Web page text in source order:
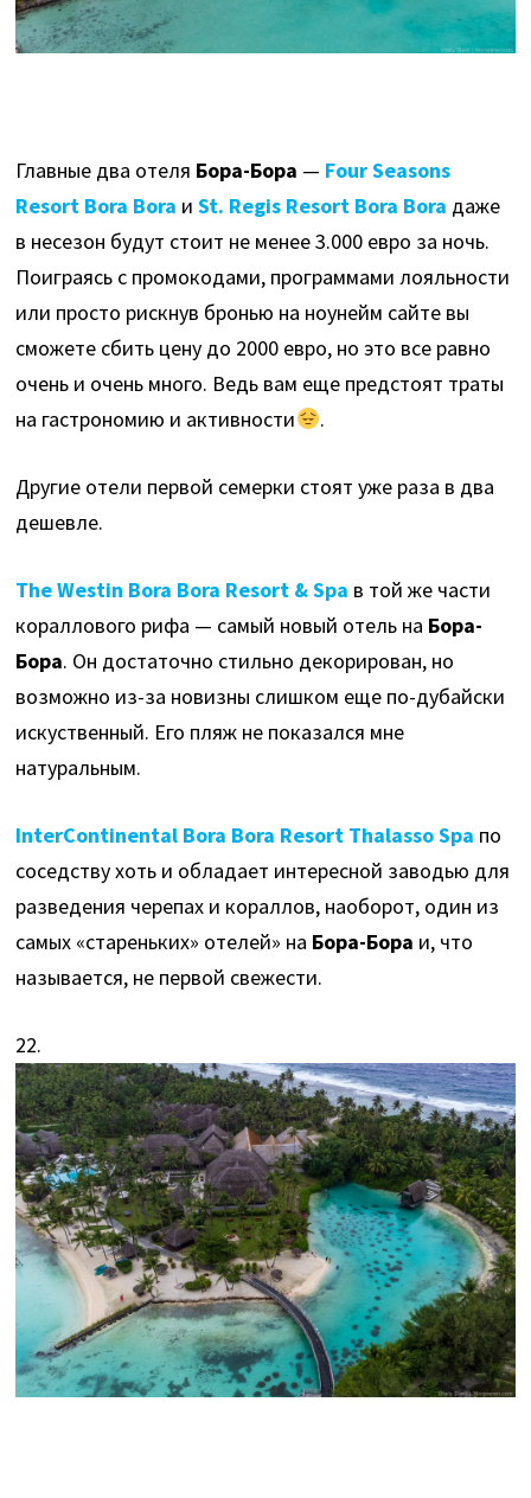
Главные два отеля Бора-Бора — Four Seasons
Resort Bora Bora иSt. Regis Resort Bora Bora даже
в несезон будут стоит не менее 3.000 евро за ночь.
Поиграясь с промокодами, программами лояльности
или просто рискнув бронью на ноунейм сайте вы
сможете сбить цену до 2000 евро, но это все равно
очень и очень много. Ведь вам еще предстоят траты
на гастрономию и активности
.
Другие отели первой семерки стоят уже раза в два
дешевле.
The Westin Bora Bora Resort & Spa в той же части
кораллового рифа — самый новый отель на Бора-
Бора. Он достаточно стильно декорирован, но
возможно из-за новизны слишком еще по-дубайски
искуственный. Его пляж не показался мне
натуральным.
InterContinental Bora Bora Resort Thalasso Spa по
соседству хоть и обладает интересной заводью для
разведения черепах и кораллов, наоборот, один из
самых «стареньких» отелей» на Бора-Бора и, что
называется, не первой свежести.
22.